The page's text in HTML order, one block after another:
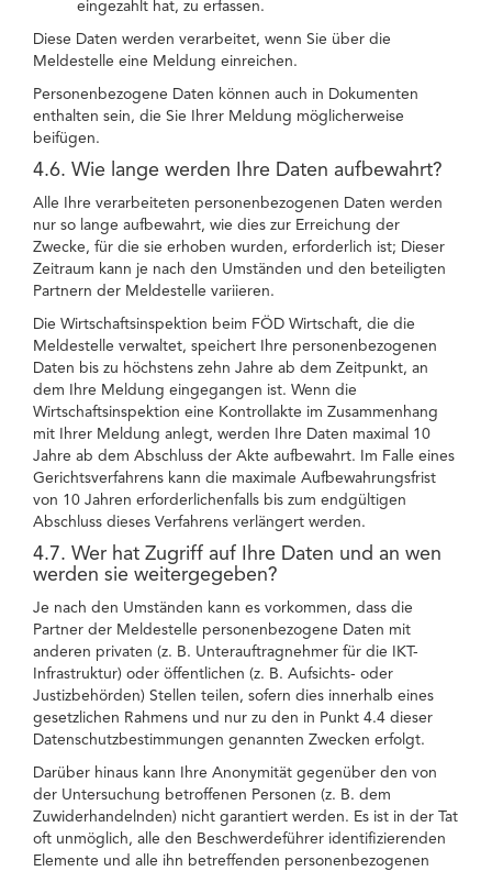
eingezahlt hat, zu erfassen.
Diese Daten werden verarbeitet, wenn Sie über die
Meldestelle eine Meldung einreichen.
Personenbezogene Daten können auch in Dokumenten
enthalten sein, die Sie Ihrer Meldung möglicherweise
beifügen.
4.6. Wie lange werden Ihre Daten aufbewahrt?
Alle Ihre verarbeiteten personenbezogenen Daten werden
nur so lange aufbewahrt, wie dies zur Erreichung der
Zwecke, für die sie erhoben wurden, erforderlich ist; Dieser
Zeitraum kann je nach den Umständen und den beteiligten
Partnern der Meldestelle variieren.
Die Wirtschaftsinspektion beim FÖD Wirtschaft, die die
Meldestelle verwaltet, speichert Ihre personenbezogenen
Daten bis zu höchstens zehn Jahre ab dem Zeitpunkt, an
dem Ihre Meldung eingegangen ist. Wenn die
Wirtschaftsinspektion eine Kontrollakte im Zusammenhang
mit Ihrer Meldung anlegt, werden Ihre Daten maximal 10
Jahre ab dem Abschluss der Akte aufbewahrt. Im Falle eines
Gerichtsverfahrens kann die maximale Aufbewahrungsfrist
von 10 Jahren erforderlichenfalls bis zum endgültigen
Abschluss dieses Verfahrens verlängert werden.
4.7. Wer hat Zugriff auf Ihre Daten und an wen
werden sie weitergegeben?
Je nach den Umständen kann es vorkommen, dass die
Partner der Meldestelle personenbezogene Daten mit
anderen privaten (z. B. Unterauftragnehmer für die IKT-
Infrastruktur) oder öffentlichen (z. B. Aufsichts- oder
Justizbehörden) Stellen teilen, sofern dies innerhalb eines
gesetzlichen Rahmens und nur zu den in Punkt 4.4 dieser
Datenschutzbestimmungen genannten Zwecken erfolgt.
Darüber hinaus kann Ihre Anonymität gegenüber den von
der Untersuchung betroffenen Personen (z. B. dem
Zuwiderhandelnden) nicht garantiert werden. Es ist in der Tat
oft unmöglich, alle den Beschwerdeführer identifizierenden
Elemente und alle ihn betreffenden personenbezogenen